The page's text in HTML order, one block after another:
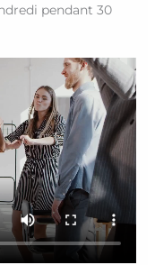
pendant 30